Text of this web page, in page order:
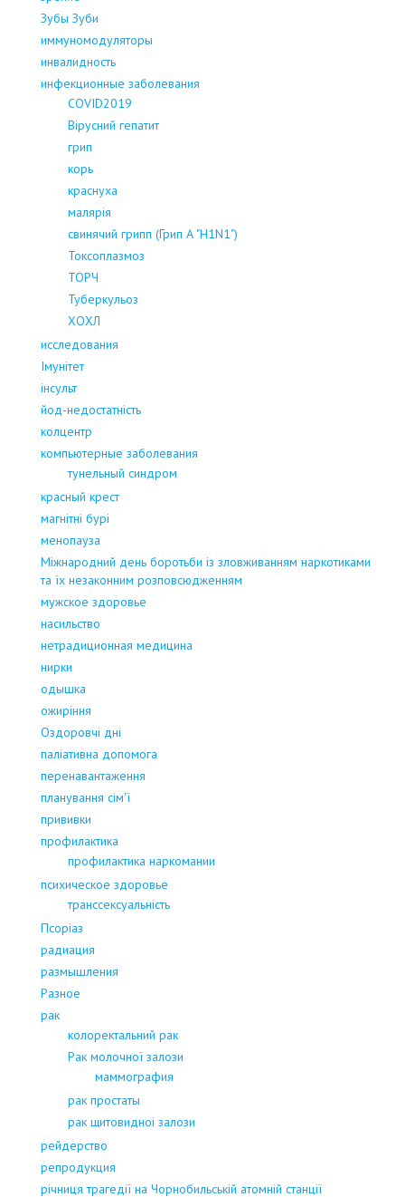
Зубы Зуби
иммуномодуляторы
инвалидность
инфекционные заболевания
COVID2019
Вірусний гепатит
грип
корь
краснуха
малярія
свинячий грипп (Грип А "H1N1")
Токсоплазмоз
ТОРЧ
Туберкульоз
ХОХЛ
исследования
Імунітет
інсульт
йод-недостатність
колцентр
компьютерные заболевания
тунельный синдром
красный крест
магнітні бурі
менопауза
Міжнародний день боротьби із зловживанням наркотиками
та їх незаконним розповсюдженням
мужское здоровье
насильство
нетрадиционная медицина
нирки
одышка
ожиріння
Оздоровчі дні
паліативна допомога
перенавантаження
планування сім'ї
прививки
профилактика
профилактика наркомании
психическое здоровье
транссексуальність
Псоріаз
радиация
размышления
Разное
рак
колоректальний рак
Рак молочної залози
маммография
рак простаты
рак щитовидноі залози
рейдерство
репродукция
річниця трагедії на Чорнобильській атомній станції